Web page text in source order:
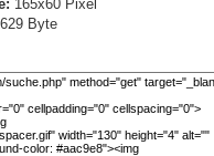
165x60 Pixel
Byte